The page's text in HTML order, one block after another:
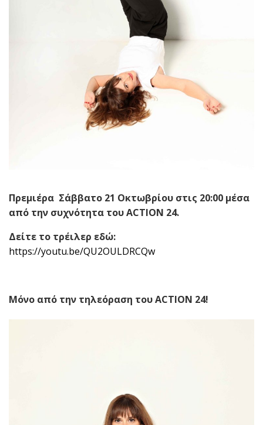
Πρεμιέρα Σάββατο 21 Οκτωβρίου στις 20:00 μέσα
από την συχνότητα τουACTION 24.
Δείτε το τρέιλερ εδώ:
https://youtu.be/QU2OULDRCQw
Μόνο από την τηλεόραση τουACTION 24!